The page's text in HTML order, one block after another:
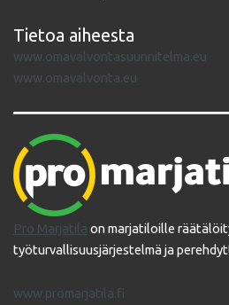
Tietoa aiheesta
www.omavalvontasuunnitelma.eu
www.omavalvonta.eu
Pro Marjatila on marjatiloille
työturvallisuusjärjestelmä ja
www.promarjatila.fi